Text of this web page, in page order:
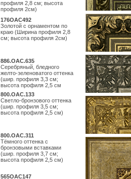
профиля 2,8 см; высота
профиля 2см)
176OAC492
Золотой с орнаментом по
краю (Ширина профиля 2,8
см; высота профиля 2см)
886.ОАС.635
Серебряный, бледного
желто-зеленоватого оттенка
(шир. профиля 3,3 см;
высота профиля 2,5 см
800.ОАС.133
Светло-бронзового оттенка
(шир. профиля 3,5 см;
высота профиля 2,5 см)
800.ОАС.311
Тёмного оттенка с
бронзовыми вставками
(шир. профиля 3,7 см;
высота профиля 2,5 см)
565ОАС147